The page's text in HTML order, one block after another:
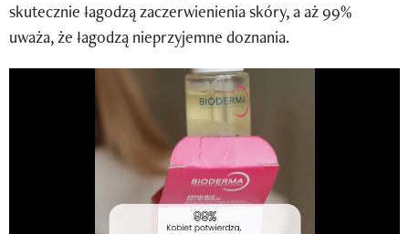
Wizaz Summer Influ School
skutecznie łagodzą zaczerwienienia skóry, a aż 99%
uważa, że łagodzą nieprzyjemne doznania.